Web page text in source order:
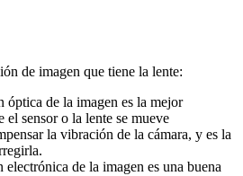
de imagen que tiene la lente:
óptica de la imagen es la mejor
el sensor o la lente se mueve
la vibración de la cámara, y es la
electrónica de la imagen es una buena